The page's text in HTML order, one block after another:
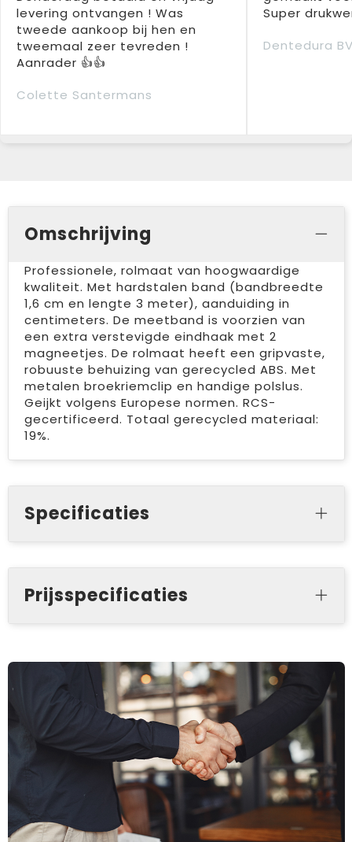
levering ontvangen ! Was
tweede aankoop bij hen en
tweemaal zeer tevreden !
Aanrader 👍👍
Colette Santermans
Super
Dentedura
Omschrijving
Professionele, rolmaat van hoogwaardige
kwaliteit. Met hardstalen band (bandbreedte
1,6 cm en lengte 3 meter), aanduiding in
centimeters. De meetband is voorzien van
een extra verstevigde eindhaak met 2
magneetjes. De rolmaat heeft een gripvaste,
robuuste behuizing van gerecycled ABS. Met
metalen broekriemclip en handige polslus.
Geijkt volgens Europese normen. RCS-
gecertificeerd. Totaal gerecycled materiaal:
19%.
Specificaties
Prijsspecificaties